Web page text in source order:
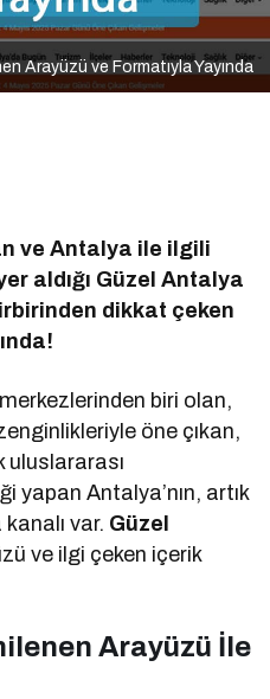
Arayüzü ve Formatıyla Yayında
ve Antalya ile ilgili
aldığı Güzel Antalya
dikkat çeken
biri olan,
öne çıkan,
yapan Antalya’nın, artık
var. Güzel
ve ilgi çeken içerik
Arayüzü İle